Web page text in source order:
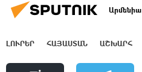
Արմենիա
ԼՈՒՐԵՐ ՀԱՅԱՍՏԱՆ ԱՇԽԱՐՀ